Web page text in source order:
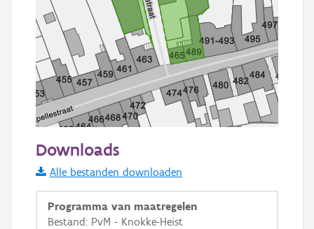
Informatie Vlaanderen
i
Downloads
Alle bestanden downloaden
Programma van maatregelen
Bestand: PvM - Knokke-Heist